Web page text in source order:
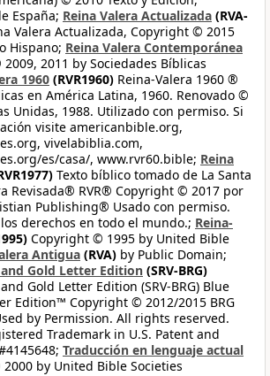
España; Reina Valera Actualizada (RVA-
Valera Actualizada, Copyright © 2015
Hispano; Reina Valera Contemporánea
2011 by Sociedades Bíblicas
1960 (RVR1960) Reina-Valera 1960 ®
en América Latina, 1960. Renovado ©
Unidas, 1988. Utilizado con permiso. Si
visite americanbible.org,
vivelabiblia.com,
es/casa/, www.rvr60.bible; Reina
Texto bíblico tomado de La Santa
Revisada® RVR® Copyright © 2017 por
Publishing® Usado con permiso.
derechos en todo el mundo.; Reina-
Copyright © 1995 by United Bible
Antigua (RVA) by Public Domain;
Gold Letter Edition (SRV-BRG)
Gold Letter Edition (SRV-BRG) Blue
Edition™ Copyright © 2012/2015 BRG
by Permission. All rights reserved.
Trademark in U.S. Patent and
Traducción en lenguaje actual
by United Bible Societies